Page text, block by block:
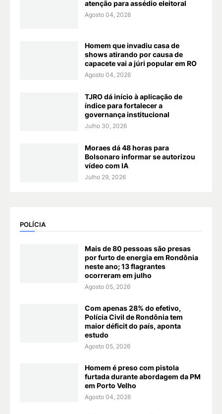
atenção para assédio eleitoral
Agosto 04, 2026
Homem que invadiu casa de
shows atirando por causa de
capacete vai a júri popular em RO
Agosto 04, 2026
TJRO dá início à aplicação de
índice para fortalecer a
governança institucional
Julho 30, 2026
Moraes dá 48 horas para
Bolsonaro informar se autorizou
vídeo com IA
Julho 29, 2026
POLÍCIA
Mais de 80 pessoas são presas
por furto de energia em Rondônia
neste ano; 13 flagrantes
ocorreram em julho
Agosto 05, 2026
Com apenas 28% do efetivo,
Polícia Civil de Rondônia tem
maior déficit do país, aponta
estudo
Agosto 05, 2026
Homem é preso com pistola
furtada durante abordagem da PM
em Porto Velho
Agosto 04, 2026